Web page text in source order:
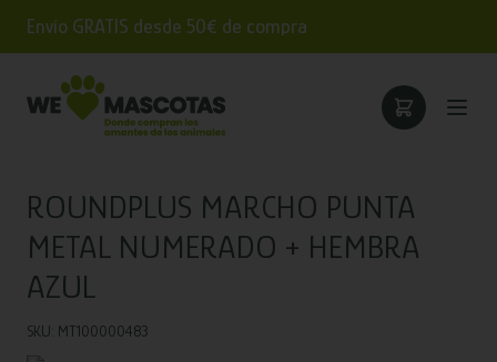
Envío GRATIS desde 50€ de compra
ROUNDPLUS MARCHO PUNTA
METAL NUMERADO + HEMBRA
AZUL
SKU: MT100000483